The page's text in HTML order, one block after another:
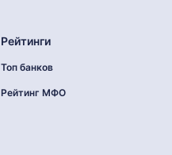
Рейтинги
Топ банков
Рейтинг МФО